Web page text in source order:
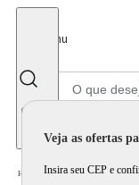
Menu
Veja as ofertas
Insira seu CEP e
Home Eletrodomésticos / Geladeira